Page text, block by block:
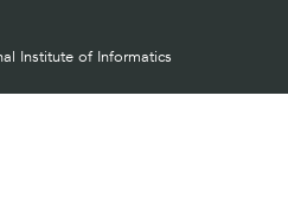
Institute of Informatics